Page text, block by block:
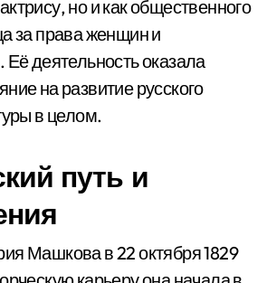
но и как общественного
за права женщин и
Её деятельность оказала
на развитие русского
в целом.
путь и
Машкова в 22 октября 1829